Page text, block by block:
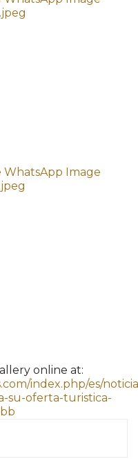
online at:
index.php/es/
su-oferta-turistica-